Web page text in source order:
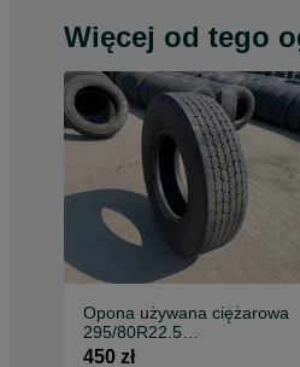
Więcej od tego
Opona używana ciężarowa
295/80R22.5
BIEŻNIKOWANA TYP
450 zł